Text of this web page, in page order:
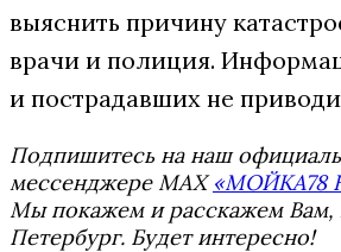
выяснить причину
врачи и полиция.
и пострадавших не
Подпишитесь на наш
мессенджере MAX«МОЙКА78
Мы покажем и расскажем Вам,
Петербург. Будет интересно!